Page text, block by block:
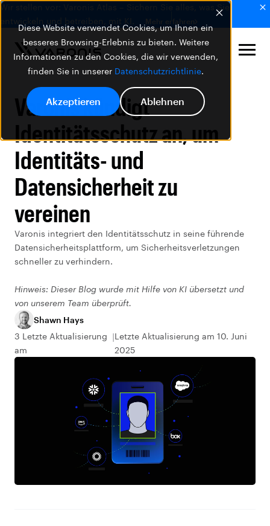
Diese Website verwendet Cookies, um Ihnen ein
besseres Browsing-Erlebnis zu bieten. Weitere
Informationen zu den Cookies, die wir verwenden,
finden Sie in unserer Datenschutzrichtlinie.
Akzeptieren Ablehnen
Wir stellen vor: Varonis Atlas – Sichern Sie alles, was Sie
entwickeln und betreiben, mit KI.
Mehr erfahren
Varonis kündigt
Identitätsschutz an, um
Identitäts- und
Datensicherheit zu
vereinen
Varonis integriert den Identitätsschutz in seine führende
Datensicherheitsplattform, um Sicherheitsverletzungen
schneller zu verhindern.
Hinweis: Dieser Blog wurde mit Hilfe von KI übersetzt und
von unserem Team überprüft.
Shawn Hays
3 Letzte Aktualisierung
am
Letzte Aktualisierung am 10. Juni
2025